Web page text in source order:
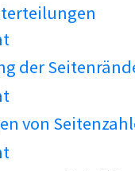
der
von